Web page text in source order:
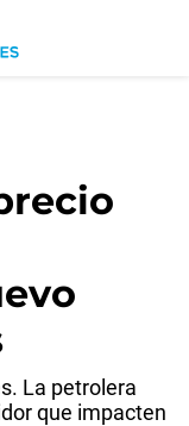
La petrolera
que impacten